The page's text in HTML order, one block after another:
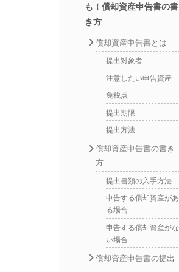
も！償却資産申告書の書
き方
償却資産申告書とは
提出対象者
注意したい申告資産
免税点
提出期限
提出方法
償却資産申告書の書き
方
提出書類の入手方法
申告する償却資産があ
る場合
申告する償却資産がな
い場合
償却資産申告書の提出